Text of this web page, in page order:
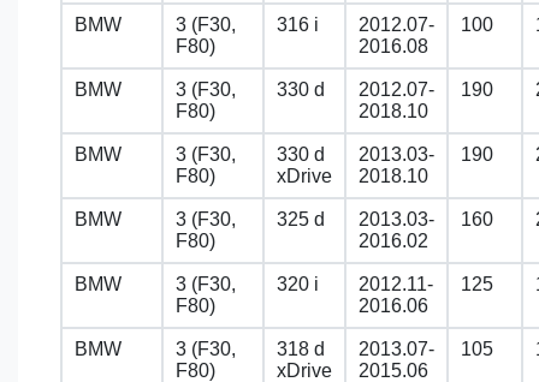
BMW
3 (F30,
F80)
316 i
2012.07-
2016.08
100
BMW
3 (F30,
F80)
330 d
2012.07-
2018.10
190
BMW
3 (F30,
F80)
330 d
xDrive
2013.03-
2018.10
190
BMW
3 (F30,
F80)
325 d
2013.03-
2016.02
160
BMW
3 (F30,
F80)
320 i
2012.11-
2016.06
125
BMW
3 (F30,
F80)
318 d
xDrive
2013.07-
2015.06
105